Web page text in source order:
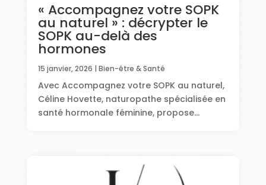
« Accompagnez votre SOPK
au naturel » : décrypter le
SOPK au-delà des
hormones
15 janvier, 2026 | Bien-être & Santé
Avec Accompagnez votre SOPK au naturel,
Céline Hovette, naturopathe spécialisée en
santé hormonale féminine, propose...